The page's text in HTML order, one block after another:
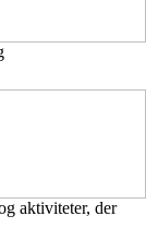
aktiviteter, der